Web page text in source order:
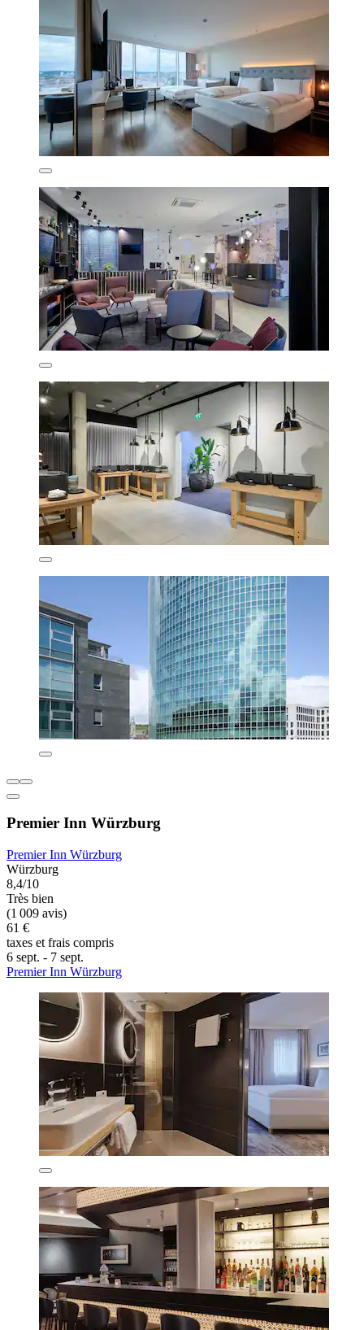
Premier Inn Würzburg
Premier Inn Würzburg
Würzburg
8,4/10
Très bien
(1 009 avis)
61 €
taxes et frais compris
6 sept. - 7 sept.
Premier Inn Würzburg